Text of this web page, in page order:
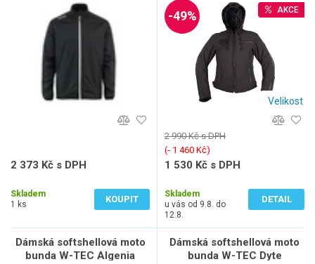
2 373 Kč s DPH
Skladem
1 ks
KOUPIT
AKCE
-49%
Velikost
2 990 Kč s DPH
(‐ 1 460 Kč)
1 530 Kč s DPH
Skladem
u vás od 9.8. do
12.8.
DETAIL
Dámská softshellová moto
bunda W-TEC Algenia
Dámská softshellová moto
bunda W-TEC Dyte